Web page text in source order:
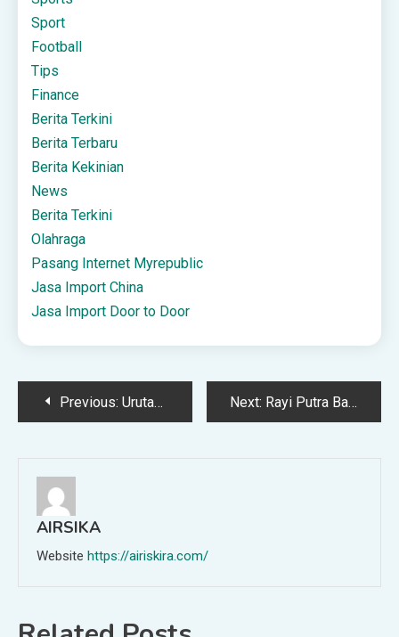
Sport
Football
Tips
Finance
Berita Terkini
Berita Terbaru
Berita Kekinian
News
Berita Terkini
Olahraga
Pasang Internet Myrepublic
Jasa Import China
Jasa Import Door to Door
PostPrevious: Urutan Nonton The Conjuring Universe, Biar Gak Bingung Next: Rayi Putra Bagikan Single dan Video Klip Intim yang Jujur “Let You Down”
AIRSIKA
Website https://airiskira.com/